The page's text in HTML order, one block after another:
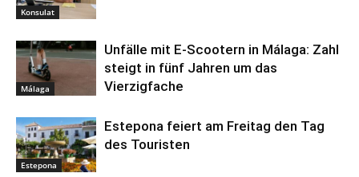
Konsulat
Málaga
Unfälle mit E-Scootern in Málaga: Zahl
steigt in fünf Jahren um das
Vierzigfache
Estepona
Estepona feiert am Freitag den Tag
des Touristen